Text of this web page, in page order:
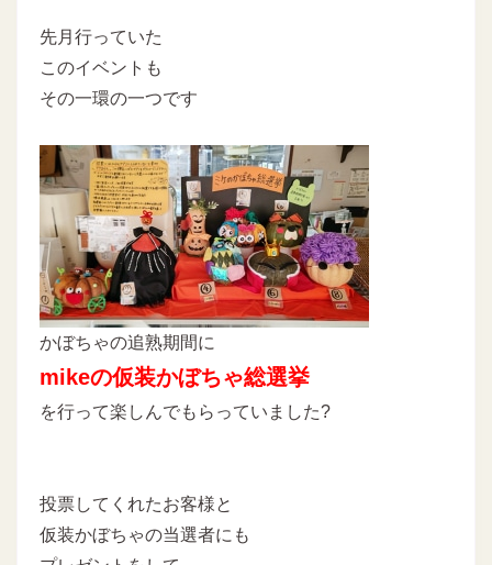
先月行っていた
このイベントも
その一環の一つです
かぼちゃの追熟期間に
mikeの仮装かぼちゃ総選挙
を行って楽しんでもらっていました?
投票してくれたお客様と
仮装かぼちゃの当選者にも